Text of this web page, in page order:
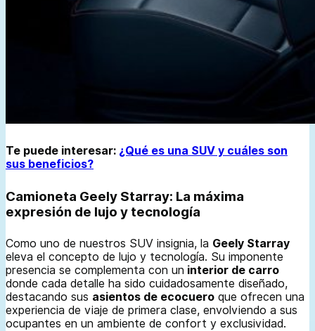
Te puede interesar: ¿Qué es una SUV y cuáles son
sus beneficios?
Camioneta Geely Starray: La máxima
expresión de lujo y tecnología
Como uno de nuestros SUV insignia, la Geely Starray
eleva el concepto de lujo y tecnología. Su imponente
presencia se complementa con un interior de carro
donde cada detalle ha sido cuidadosamente diseñado,
destacando sus asientos de ecocuero que ofrecen una
experiencia de viaje de primera clase, envolviendo a sus
ocupantes en un ambiente de confort y exclusividad.